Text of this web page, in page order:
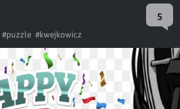
5
#puzzle #kwejkowicz